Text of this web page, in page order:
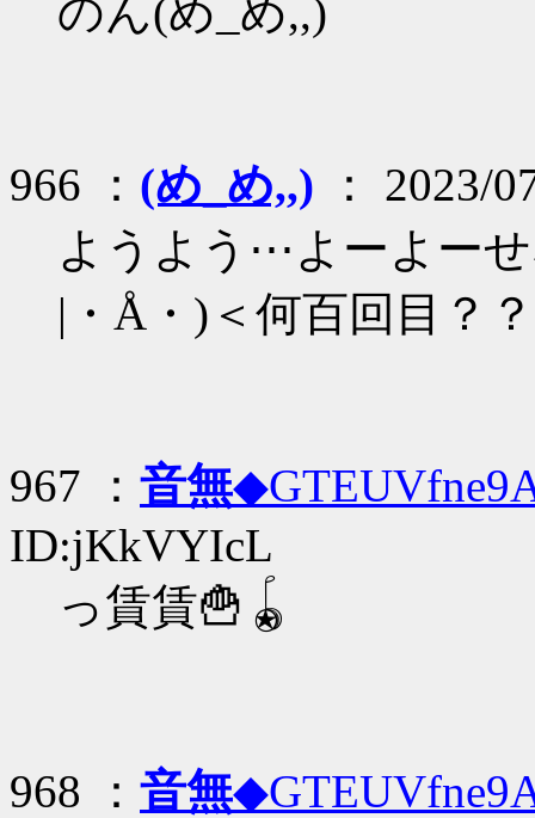
のん(め_め,,)
966 ： (め_め,,) ： 2023/
ようよう⋯よーよー
|・Å・)＜何百回目？
967 ： 音無
ID:jKkVYIcL
っ賃賃🍟🪀
968 ： 音無